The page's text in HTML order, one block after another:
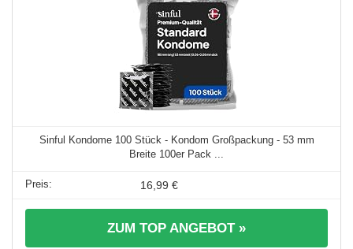
Sinful Kondome 100 Stück - Kondom Großpackung - 53 mm
Breite 100er Pack ...
16,99 €
ZUM TOP ANGEBOT »